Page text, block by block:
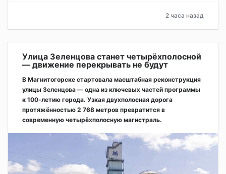
2 часа назад
Улица Зеленцова станет четырёхполосной
— движение перекрывать не будут
В Магнитогорске стартовала масштабная реконструкция
улицы Зеленцова — одна из ключевых частей программы
к 100-летию города. Узкая двухполосная дорога
протяжённостью 2 768 метров превратится в
современную четырёхполосную магистраль.